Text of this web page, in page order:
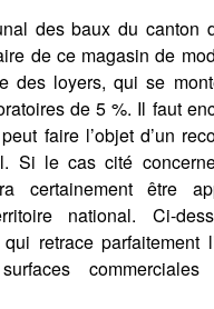
des baux du canton
de ce magasin de
des loyers, qui se
de 5 %. Il faut
faire l’objet d’un
Si le cas cité
certainement être
national. Ci-
retrace parfaitement